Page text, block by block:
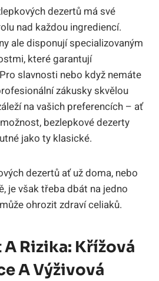
dezertů má své
nad každou ingrediencí.
ale disponují specializovaným
které garantují
slavnosti nebo když nemáte
zákusky skvělou
na vašich preferencích – ať
bezlepkové dezerty
jako ty klasické.
dezertů ať už doma, nebo
je však třeba dbát na jedno
ohrozit zdraví celiaků.
Rizika: Křížová
A Výživová